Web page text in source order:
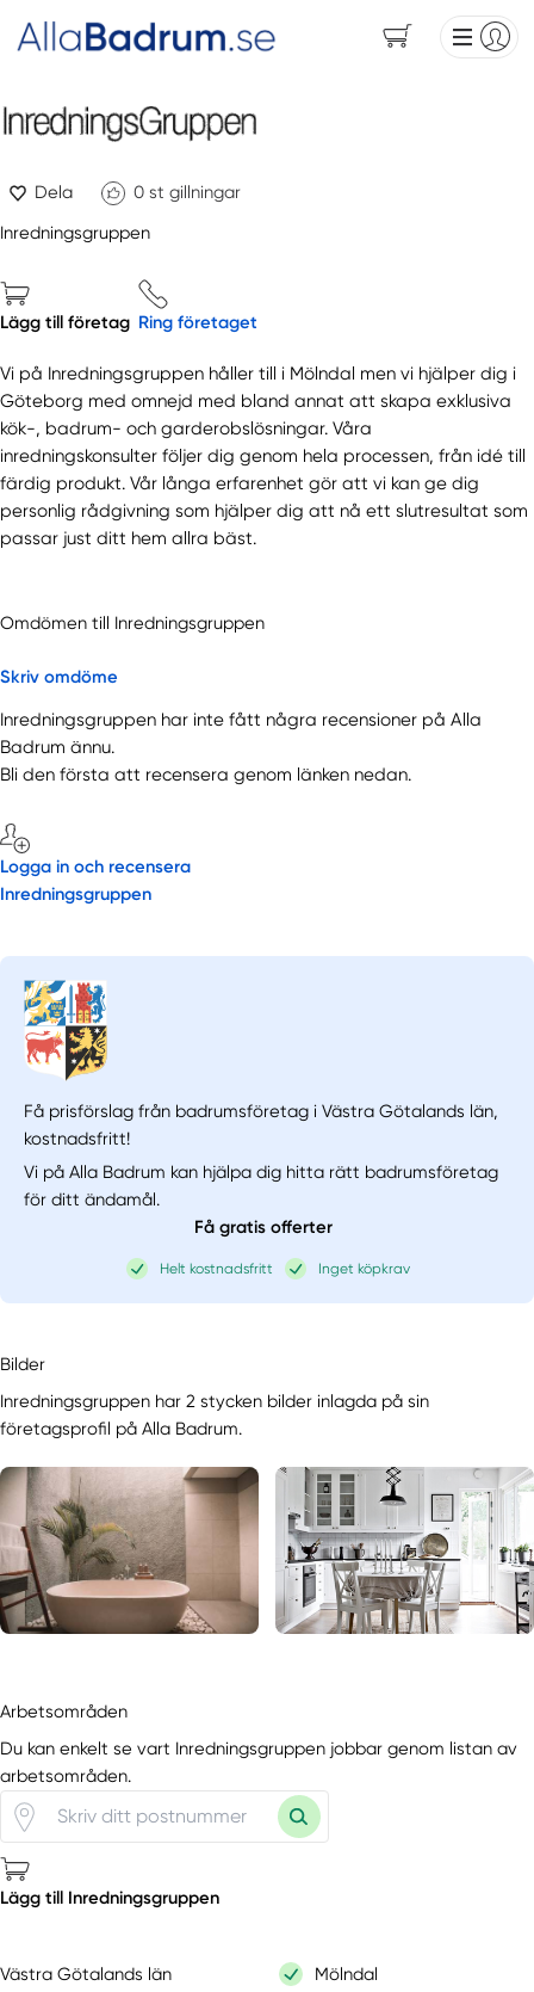
Dela 0 st gillningar
Inredningsgruppen
Lägg till företag Ring företaget
Vi på Inredningsgruppen håller till i Mölndal men vi hjälper dig i
Göteborg med omnejd med bland annat att skapa exklusiva
kök-, badrum- och garderobslösningar. Våra
inredningskonsulter följer dig genom hela processen, från idé till
färdig produkt. Vår långa erfarenhet gör att vi kan ge dig
personlig rådgivning som hjälper dig att nå ett slutresultat som
passar just ditt hem allra bäst.
Omdömen till Inredningsgruppen
Skriv omdöme
Inredningsgruppen har inte fått några recensioner på Alla
Badrum ännu.
Bli den första att recensera genom länken nedan.
Logga in och recensera
Inredningsgruppen
Få prisförslag från badrumsföretag i Västra Götalands län,
kostnadsfritt!
Vi på Alla Badrum kan hjälpa dig hitta rätt badrumsföretag
för ditt ändamål.
Få gratis offerter
Helt kostnadsfritt Inget köpkrav
Bilder
Inredningsgruppen har 2 stycken bilder inlagda på sin
företagsprofil på Alla Badrum.
Arbetsområden
Du kan enkelt se vart Inredningsgruppen jobbar genom listan av
arbetsområden.
Lägg till Inredningsgruppen
Västra Götalands län
Mölndal